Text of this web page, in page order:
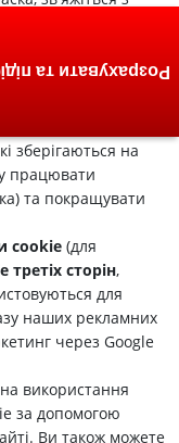
запобігання
вашу
Cookie
технологію cookie.
зберігаються на
працювати
та покращувати
cookie (для
сторін,
для
наших рекламних
через Google
використання
за допомогою
Ви також можете
та підібрати